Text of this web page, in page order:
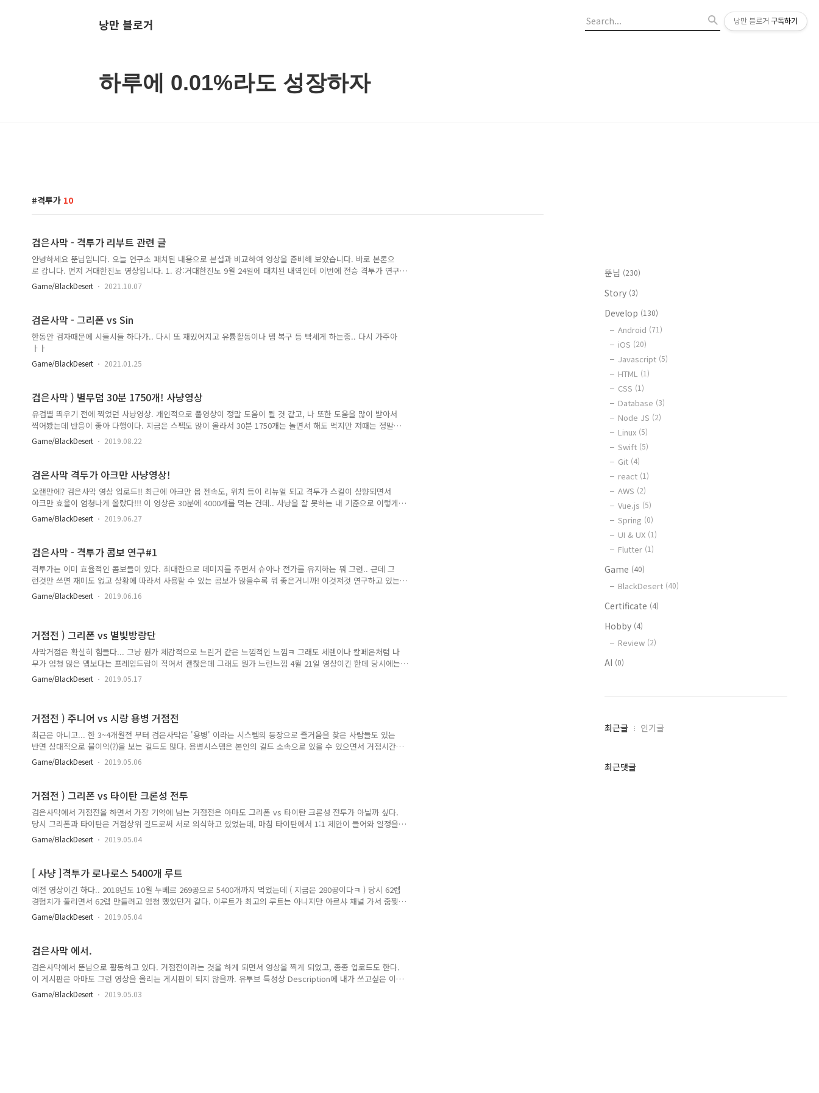
낭만 블로거
하루에 0.01%라도 성장하자
격투가 10
검은사막 - 격투가 리부트 관련 글
안녕하세요 뚠님입니다. 오늘 연구소 패치된 내용으로 본섭과 비교하여 영상을 준비해 보았습니다. 바로 본론으
로 갑니다. 먼저 거대한진노 영상입니다. 1. 강:거대한진노 9월 24일에 패치된 내역인데 이번에 전승 격투가 연구
도 해볼 겸 정리해보았습니다.위 영상은 특정 스킬 사용 후 거대한진노가 이동하면서 동작하는 케이스를 정리한
영상입니다. 기존에 알고 계셨던 내용중 초전박살 후 진노를 사용하면 이동하면서 사용됩니다.( 부드럽게 연계되
영보 기술 사용 시 기술 시작 부분에서 낙하 동작을 취하지 않도록 변경되었습니다. 특정 높이에서 섬전보, 무영
보 기술 시작시 바로 낙하모션이 나오는 부분을 수정했..
Game/BlackDesert 2021.10.07
검은사막 - 그리폰 vs Sin
한동안 검자때문에 시들시들 하다가.. 다시 또 재밌어지고 유튭활동이나 템 복구 등 빡세게 하는중.. 다시 가주아
ㅏㅏ
Game/BlackDesert 2021.01.25
검은사막 ) 별무덤 30분 1750개! 사냥영상
유검별 띄우기 전에 찍었던 사냥영상. 개인적으로 풀영상이 정말 도움이 될 것 같고, 나 또한 도움을 많이 받아서
찍어봤는데 반응이 좋아 다행이다. 지금은 스펙도 많이 올라서 30분 1750개는 놀면서 해도 먹지만 저때는 정말
찍어놓고 감탄했음.. 크으 b ㅋㅋㅋㅋㅋㅋㅋㅋㅋㅋㅋㅋㅋㅋㅋㅋㅋㅋㅋㅋㅋㅋ민망.. ㅋㅋ 별무덤은 침식 가격이
떨어지지 않는한.. 진짜 한방 사냥터로는 절때 버려지지 않을 사냥터 같은 느낌... 침식 100개 가즈아...
Game/BlackDesert 2019.08.22
검은사막 격투가 아크만 사냥영상!
오랜만에? 검은사막 영상 업로드!! 최근에 아크만 몹 젠속도, 위치 등이 리뉴얼 되고 격투가 스킬이 상향되면서
아크만 효율이 엄청나게 올랐다!!! 이 영상은 30분에 4000개를 먹는 건데.. 사냥을 잘 못하는 내 기준으로 이렇게
먹을 정도니. 사냥 좀 하시는 비슷한 스펙 유저분들은 +300~400개 하셔도 될듯.... 격투가 가즈아ㅏ
Game/BlackDesert 2019.06.27
검은사막 - 격투가 콤보 연구#1
격투가는 이미 효율적인 콤보들이 있다. 최대한으로 데미지를 주면서 슈아나 전가를 유지하는 뭐 그런.. 근데 그
런것만 쓰면 재미도 없고 상황에 따라서 사용할 수 있는 콤보가 많을수록 뭐 좋은거니까! 이것저것 연구하고 있는
데, 효율적인 콤보를 넘을 순 없을듯..한..느낌 그래도 이번에 격투가 상향되고 여러 커맨드가 추가되어서 연구하
면 지금보다 더 나아질 것으로 예상중!!
Game/BlackDesert 2019.06.16
거점전 ) 그리폰 vs 별빛방랑단
사막거점은 확실히 힘들다... 그냥 뭔가 체감적으로 느린거 같은 느낌적인 느낌ㅋ 그래도 세렌이나 칼페온처럼 나
무가 엄청 많은 맵보다는 프레임드랍이 적어서 괜찮은데 그래도 뭔가 느린느낌 4월 21일 영상이긴 한데 당시에는
별방을 생각보다 자주 보았다. 합병했다는 말도 있긴한데 내가 직접 들은건 아니니 패스 요즘들어 중상위 거점길
드가 강해져서 좋다. 상대가 많을 수록 꿀잼 거점을 할테니 ㅋㅋㅋㅋㅋㅋ ( 그에 비해 난 스펙이나 실력은 늘지 않
Game/BlackDesert 2019.05.17
거점전 ) 주니어 vs 시랑 용병 거점전
최근은 아니고... 한 3~4개월전 부터 검은사막은 '용병' 이라는 시스템의 등장으로 즐거움을 찾은 사람들도 있는
반면 상대적으로 불이익(?)을 보는 길드도 많다. 용병시스템은 본인의 길드 소속으로 있을 수 있으면서 거점시간
에 맞추어 일시적으로 길드를 옮길 수 있는 시스템이다. 즉... 약간 대여?의 개념이랄까. 그래서 나름 위상(?)이 높
은 길드는 길마들끼리 연락하여 용병을 보내거나 받기도 한다. 우리길드는 주 3회 정기거점이 있고 주 3회 비정기
드에 용병으로 가게됬다. 사막거점이었고, 상대는 시랑과 카르텔이었던걸로 기억한다. 요정, 주니어 vs 시랑, 카
르텔 형태로 2:2 구도가 나왔고 주니어는..
Game/BlackDesert 2019.05.06
거점전 ) 그리폰 vs 타이탄 크론성 전투
검은사막에서 거점전을 하면서 가장 기억에 남는 거점전은 아마도 그리폰 vs 타이탄 크론성 전투가 아닐까 싶다.
당시 그리폰과 타이탄은 거점상위 길드로써 서로 의식하고 있었는데, 마침 타이탄에서 1:1 제안이 들어와 일정을
맞추고 거점전을 진행했다. 타이탄은 크론성에 성채를 지었는데, 크론성은 오브젝트 자체만으로도 진입이 매우 어
려워 꽤나 고생을 했다. 당시 나는 스펙도 높지 않아서.... 지뢰 없애는데만 엄청나게 죽었던거 같다 ㅋㅋㅋ 결국
온다.. ㅋㅋ ) 재밌었는데.. ㅋㅋ
Game/BlackDesert 2019.05.04
[ 사냥 ]격투가 로나로스 5400개 루트
예전 영상이긴 하다.. 2018년도 10월 누베르 269공으로 5400개까지 먹었는데 ( 지금은 280공이다ㅋ ) 당시 62렙
경험치가 풀리면서 62렙 만들려고 엄청 했었던거 같다. 이루트가 최고의 루트는 아니지만 아르샤 채널 가서 줌찢
하고 카프 많게는 18개( 완제로만 ) 평균 10개를 먹었고 가루 포함하면 거의 시간당 20~30개는 먹었던 자리다. 단
지 단점으론 지루하다는것. 경험치는 엄청 잘주던데... 풀버프 하고 한시간에 1.2% 이상이었던걸로 기억한다. 요
느니 렙업만 보면 미루목, 가이핀 가는게 최고다 ㅋㅋㅋ )
Game/BlackDesert 2019.05.04
검은사막 에서.
검은사막에서 뚠님으로 활동하고 있다. 거점전이라는 것을 하게 되면서 영상을 찍게 되었고, 종종 업로드도 한다.
이 게시판은 아마도 그런 영상을 올리는 게시판이 되지 않을까. 유투브 특성상 Description에 내가 쓰고싶은 이
야기를 써도 사람들이 잘 안본다, 짧게 쓰기도 하고....유투브 앱으로 보면 해당 영역이 잘 안보인다. 사람들과 댓
글로 소통하는 것도 좋지만 뭔가... 영상을 찍고 거점전을 하면서 내가 느낀점을 자유롭게 쓰기에는 부족했다랄
Game/BlackDesert 2019.05.03
뚠님 (230)
Story (3)
Develop (130)
Android (71)
iOS (20)
Javascript (5)
HTML (1)
CSS (1)
Database (3)
Node JS (2)
Linux (5)
Swift (5)
Git (4)
react (1)
AWS (2)
Vue.js (5)
Spring (0)
UI & UX (1)
Flutter (1)
Game (40)
BlackDesert (40)
Certificate (4)
Hobby (4)
Review (2)
AI (0)
최
과
최근글 인기글
최근댓글
낭만 블로거 구독하기